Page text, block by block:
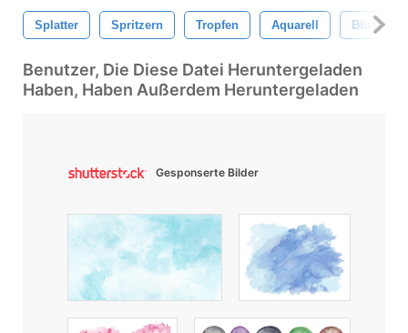
Splatter Spritzern Tropfen Aquarell Bürste
Benutzer, Die Diese Datei Heruntergeladen
Haben, Haben Außerdem Heruntergeladen
Gesponserte Bilder